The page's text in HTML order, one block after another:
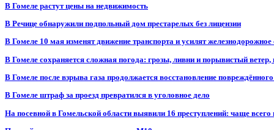
В Гомеле растут цены на недвижимость
В Речице обнаружили подпольный дом престарелых без лицензии
В Гомеле 10 мая изменят движение транспорта и усилят
В Гомеле сохраняется сложная погода: грозы, ливни и порывистый
В Гомеле после взрыва газа продолжается восстановление
В Гомеле штраф за проезд превратился в уголовное дело
На посевной в Гомельской области выявили 16 преступлений: чаще